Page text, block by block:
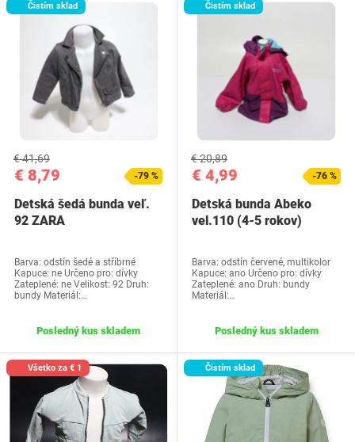
Čistím sklad
€ 8,79
€ 41,69
-79 %
Detská šedá bunda veľ.
92 ZARA
Barva: odstín šedé a stříbrné
Kapuce: ne Určeno pro: dívky
Zateplené: ne Velikost: 92 Druh:
bundy Materiál:…
Posledný kus skladem
Čistím sklad
€ 4,99
€ 20,89
-76 %
Detská bunda Abeko
vel.110 (4-5 rokov)
Barva: odstín červené, multikolor
Kapuce: ano Určeno pro: dívky
Zateplené: ano Druh: bundy
Materiál:…
Posledný kus skladem
Všetko za € 1 Čistím sklad